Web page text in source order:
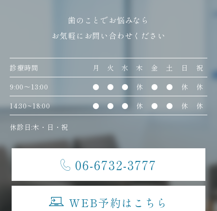
歯のことでお悩みなら
お気軽にお問い合わせください
診療時間 月 火 水 木 金 土 日
祝
9:00〜13:00
● ● ● 休 ● ● 休
休
14:30~18:00
● ● ● 休 ● ● 休 休
休診日:木・日・祝
06-6732-3777
WEB予約はこちら